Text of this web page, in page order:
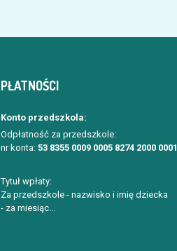
PŁATNOŚCI
Konto przedszkola:
Odpłatność za przedszkole:
nr konta: 53 8355 0009 0005 8274 2000 0001
Tytuł wpłaty:
Za przedszkole - nazwisko i imię dziecka
- za miesiąc...